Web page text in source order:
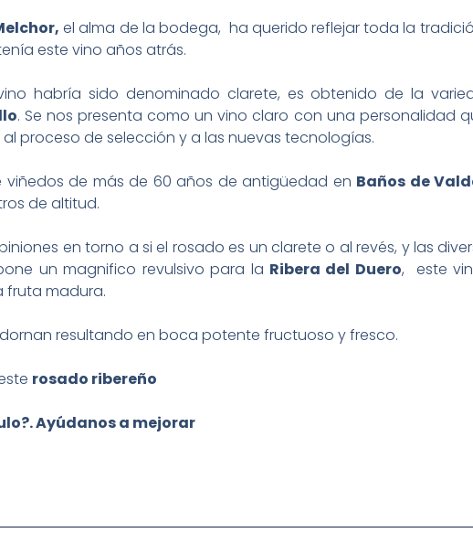
el alma de la bodega, ha querido reflejar toda la
este vino años atrás.
habría sido denominado clarete, es obtenido de la
. Se nos presenta como un vino claro con una personalidad
proceso de selección y a las nuevas tecnologías.
de más de 60 años de antigüedad en Baños de
de altitud.
en torno a si el rosado es un clarete o al revés, y las
un magnifico revulsivo para la Ribera del Duero, este
fruta madura.
resultando en boca potente fructuoso y fresco.
rosado ribereño
Ayúdanos a mejorar